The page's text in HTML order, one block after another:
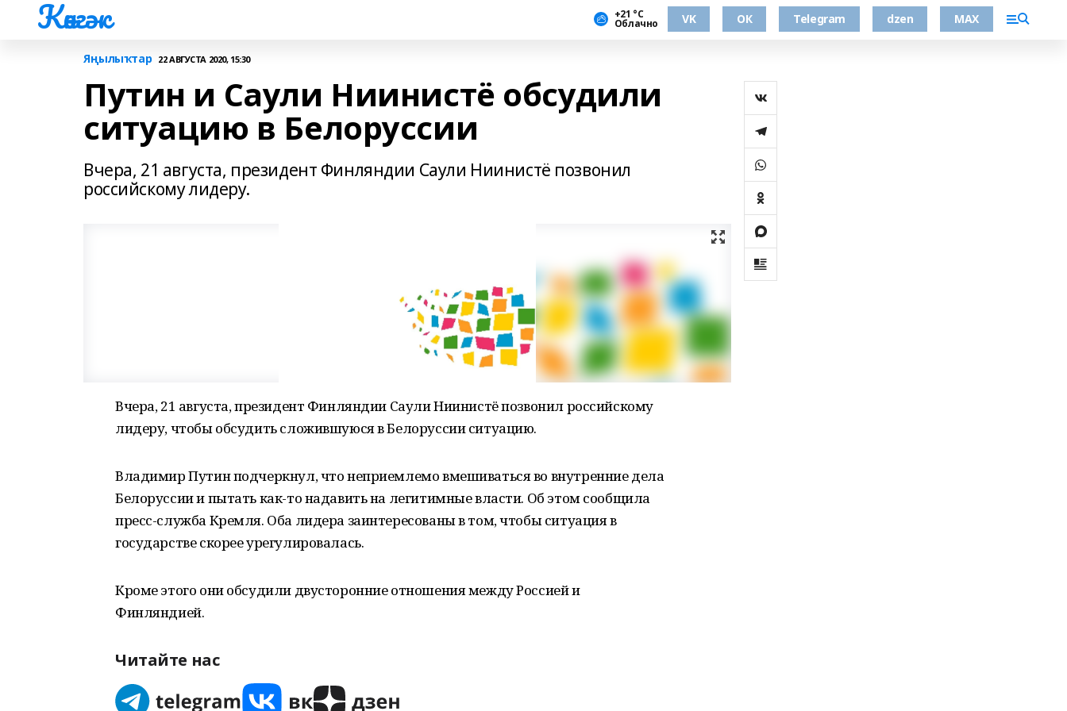
Көнгәк +21 °С
Облачно VK ОК Telegram dzen MAX
Яңылыҡтар 22 АВГУСТА 2020, 15:30
Путин и Саули Ниинистё обсудили
ситуацию в Белоруссии
Вчера, 21 августа, президент Финляндии Саули Ниинистё позвонил
российскому лидеру.
Вчера, 21 августа, президент Финляндии Саули Ниинистё позвонил российскому
лидеру, чтобы обсудить сложившуюся в Белоруссии ситуацию.
Владимир Путин подчеркнул, что неприемлемо вмешиваться во внутренние дела
Белоруссии и пытать как-то надавить на легитимные власти. Об этом сообщила
пресс-служба Кремля. Оба лидера заинтересованы в том, чтобы ситуация в
государстве скорее урегулировалась.
Кроме этого они обсудили двусторонние отношения между Россией и
Финляндией.
Читайте нас